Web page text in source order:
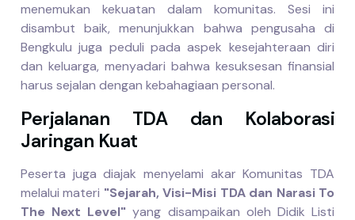
menemukan kekuatan dalam komunitas. Sesi ini
disambut baik, menunjukkan bahwa pengusaha di
Bengkulu juga peduli pada aspek kesejahteraan diri
dan keluarga, menyadari bahwa kesuksesan finansial
harus sejalan dengan kebahagiaan personal.
Perjalanan TDA dan Kolaborasi
Jaringan Kuat
Peserta juga diajak menyelami akar Komunitas TDA
melalui materi "Sejarah, Visi-Misi TDA dan Narasi To
The Next Level" yang disampaikan oleh Didik Listi